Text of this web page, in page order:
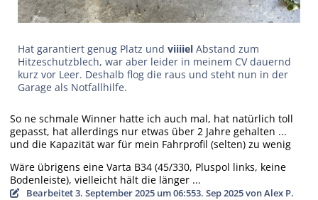
Hat garantiert genug Platz undviiiielAbstand zum
Hitzeschutzblech, war aber leider in meinem CV dauernd
kurz vor Leer. Deshalb flog die raus und steht nun in der
Garage als Notfallhilfe.
So ne schmale Winner hatte ich auch mal, hat natürlich toll
gepasst, hat allerdings nur etwas über 2 Jahre gehalten ...
und die Kapazität war für mein Fahrprofil (selten) zu wenig
Wäre übrigens eine Varta B34 (45/330, Pluspol links, keine
Bodenleiste), vielleicht hält die länger ...
Bearbeitet3. September 2025 um 06:553. Sep 2025von Alex P.